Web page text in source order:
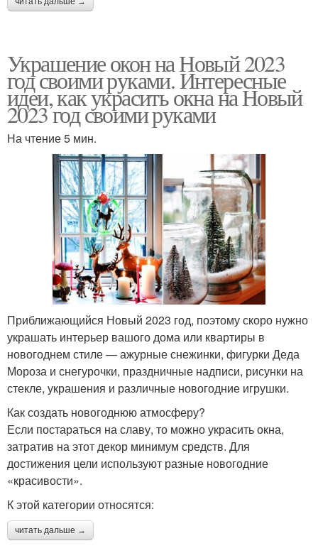
Украшение окон на Новый 2023
год своими руками. Интересные
идеи, как украсить окна на Новый
2023 год своими руками
На чтение 5 мин.
Приближающийся Новый 2023 год, поэтому скоро нужно
украшать интерьер вашого дома или квартиры в
новогоднем стиле — ажурные снежинки, фигурки Деда
Мороза и снегурочки, праздничные надписи, рисунки на
стекле, украшения и различные новогодние игрушки.
Как создать новогоднюю атмосферу?
Если постараться на славу, то можно украсить окна,
затратив на этот декор минимум средств. Для
достижения цели используют разные новогодние
«красивости».
К этой категории относятся:
читать дальше →